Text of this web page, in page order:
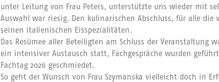
unter Leitung von Frau Peters, unterstützte uns wieder mit
Auswahl war riesig. Den kulinarischen Abschluss, für alle
seinen italienischen Eisspezialitäten.
Das Resümee aller Beteiligten am Schluss der Veranstaltung
ein intensiver Austausch statt, Fachgespräche wurden
Fachtag 2026 geschmiedet.
So geht der Wunsch von Frau Szymanska vielleicht doch in